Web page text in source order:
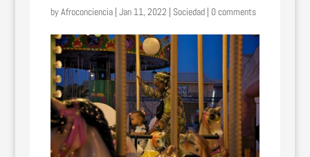
byAfroconciencia| Jan 11, 2022 | Sociedad| 0 comments